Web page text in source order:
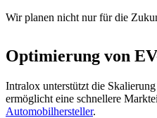
Wir planen nicht nur für die
Optimierung von
Intralox unterstützt die
ermöglicht eine schnellere
Automobilhersteller.